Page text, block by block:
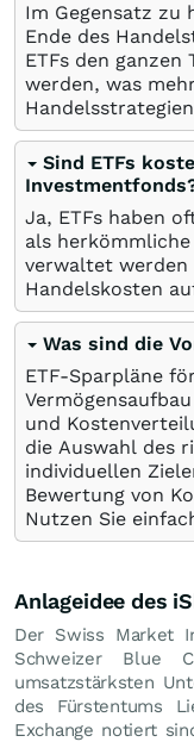
Im Gegensatz zu
Ende des
ETFs den
werden, was
Sind ETFs
Ja, ETFs haben
als
verwaltet werden
Handelskosten
Was sind die
ETF-Sparpläne
und
die Auswahl des
individuellen
Bewertung von
Nutzen Sie
Anlageidee des
Der Swiss Market
Schweizer Blue
umsatzstärksten
des Fürstentums
Exchange notiert